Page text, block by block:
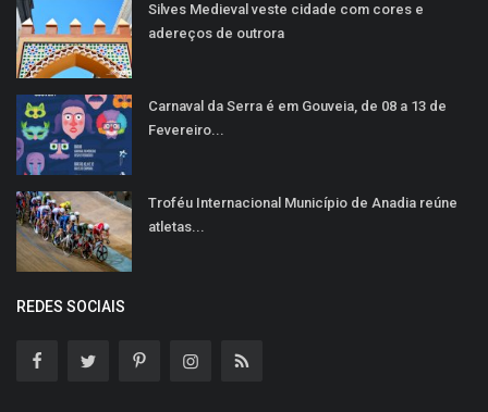
Silves Medieval veste cidade com cores e
adereços de outrora
Carnaval da Serra é em Gouveia, de 08 a 13 de
Fevereiro...
Troféu Internacional Município de Anadia reúne
atletas...
REDES SOCIAIS